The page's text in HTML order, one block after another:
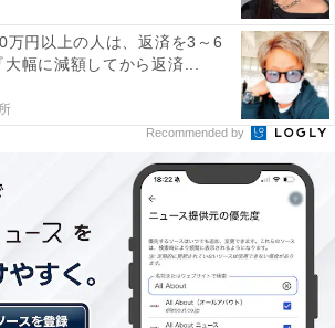
5位までの全ランキング結果を見
る
万円以上の人は、返済を3～6
大幅に減額してから返済...
Recommended by